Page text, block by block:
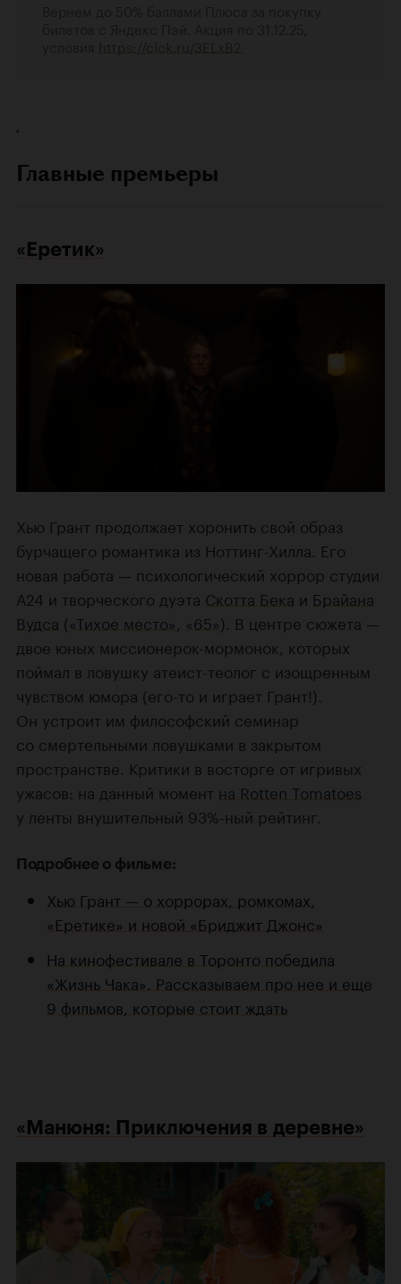
.
Главные премьеры
«Еретик»
Хью Грант продолжает хоронить свой образ
бурчащего романтика из Ноттинг-Хилла. Его
новая работа — психологический хоррор студии
А24 и творческого дуэта Скотта Бека и Брайана
Вудса («Тихое место» «65»). В центре сюжета —
двое юных миссионерок-мормонок, которых
поймал в ловушку атеист-теолог с изощренным
чувством юмора (его-то и играет Грант!).
Он устроит им философский семинар
со смертельными ловушками в закрытом
пространстве. Критики в восторге от игривых
ужасов: на данный момент на Rotten Tomatoes
у ленты внушительный 93%-ный рейтинг.
Подробнее о фильме:
Хью Грант — о хоррорах, ромкомах,
«Еретике» и новой «Бриджит Джонс»
На кинофестивале в Торонто победила
«Жизнь Чака». Рассказываем про нее и еще
9 фильмов, которые стоит ждать
«Манюня: Приключения в деревне»